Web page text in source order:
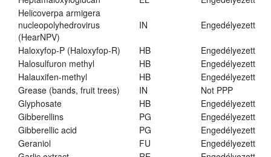
Helicoverpa armigera
nucleopolyhedrovirus
(HearNPV)
IN Engedélyezett
Haloxyfop-P (Haloxyfop-R) HB
Engedélyezett
Halosulfuron methyl
HB
Engedélyezett
Halauxifen-methyl
HB
Engedélyezett
Grease (bands, fruit trees)
IN
Not PPP
Glyphosate
HB
Engedélyezett
Gibberellins
PG
Engedélyezett
Gibberellic acid
PG
Engedélyezett
Geraniol
FU
Engedélyezett